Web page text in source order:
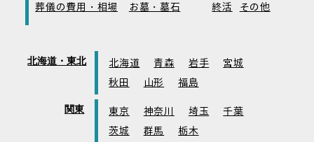
葬儀の費用・相場
お墓・墓石 終活 その他
北海道・東北 北海道 青森 岩手
宮城
秋田
山形 福島
関東 東京 神奈川 埼玉
千葉
茨城
群馬 栃木